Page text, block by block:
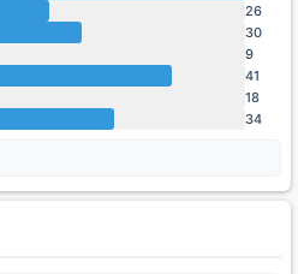
26
30
9
41
18
34